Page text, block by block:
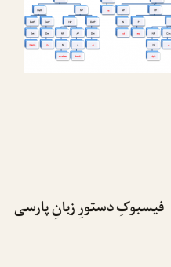
فیسبوکِ دستورِ زبانِ پارسی